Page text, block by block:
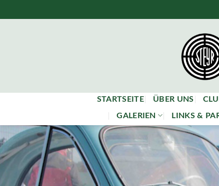
to
STARTSEITE ÜBER UNS
GALERIEN LINKS &